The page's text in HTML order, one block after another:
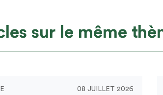
sur le même
08 JUILLET 2026